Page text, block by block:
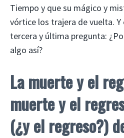
Tiempo y que su mágico y
vórtice los trajera de vuelta. Y
tercera y última pregunta:
algo así?
La muerte y el
muerte y el
(¿y el regreso?)